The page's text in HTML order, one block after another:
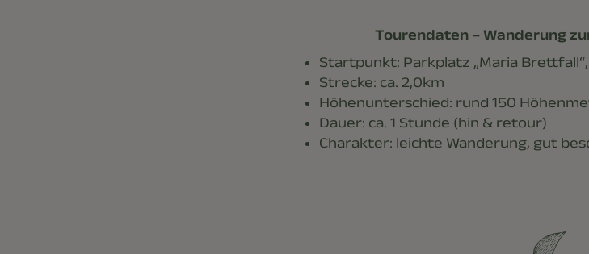
Tourendaten – Wanderung
Startpunkt: Parkplatz „Maria
Strecke: ca. 2,0km
Höhenunterschied: rund 150
Dauer: ca. 1 Stunde (hin & retour)
Charakter: leichte Wanderung, gut